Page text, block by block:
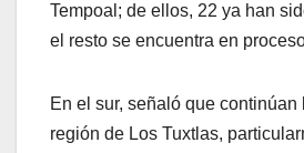
Tempoal; de ellos, 22 ya han
el resto se encuentra en
En el sur, señaló que continúan
región de Los Tuxtlas,